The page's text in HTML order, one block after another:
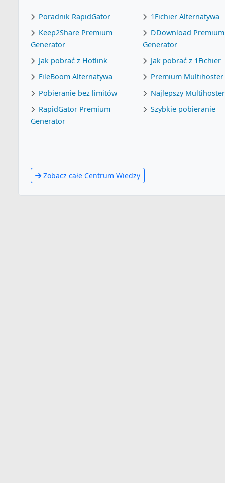
Poradnik RapidGator
Keep2Share Premium
Generator
Jak pobrać z Hotlink
FileBoom Alternatywa
Pobieranie bez limitów
RapidGator Premium
Generator
1Fichier Alternatywa
DDownload Premium
Generator
Jak pobrać z 1Fichier
Premium Multihoster
Najlepszy Multihoster
Szybkie pobieranie
Zobacz całe Centrum Wiedzy